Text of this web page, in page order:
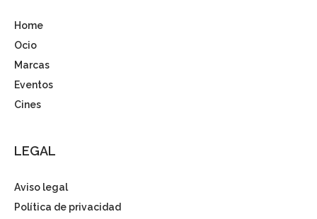
Home
Ocio
Marcas
Eventos
Cines
LEGAL
Aviso legal
Política de privacidad